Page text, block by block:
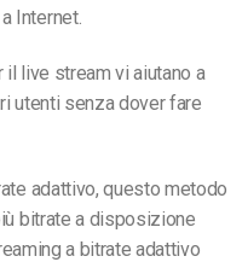
Internet.
live stream vi aiutano a
utenti senza dover fare
adattivo, questo metodo
bitrate a disposizione
a bitrate adattivo